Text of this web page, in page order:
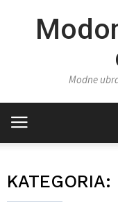
Modne
KATEGORIA: